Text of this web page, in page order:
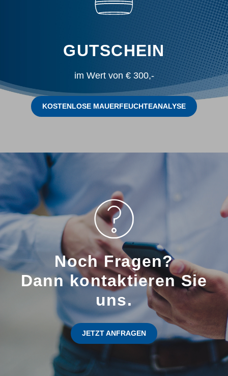
GUTSCHEIN
im Wert von € 300,-
KOSTENLOSE MAUERFEUCHTEANALYSE
Noch Fragen?
Dann kontaktieren Sie
uns.
JETZT ANFRAGEN